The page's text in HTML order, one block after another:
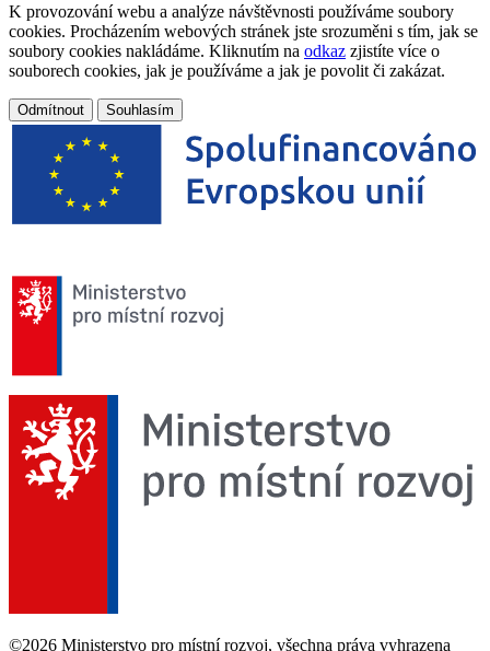
K provozování webu a analýze návštěvnosti používáme soubory
cookies. Procházením webových stránek jste srozuměni s tím, jak se
soubory cookies nakládáme. Kliknutím na odkaz zjistíte více o
souborech cookies, jak je používáme a jak je povolit či zakázat.
Odmítnout Souhlasím
©2026 Ministerstvo pro místní rozvoj, všechna práva vyhrazena